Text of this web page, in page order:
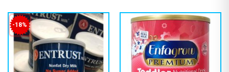
-18%